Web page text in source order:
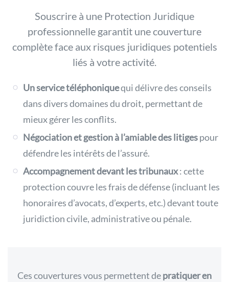
Souscrire à une Protection Juridique
professionnelle garantit une couverture
complète face aux risques juridiques potentiels
liés à votre activité.
Un service téléphoniquequi délivre des conseils
dans divers domaines du droit, permettant de
mieux gérer les conflits.
Négociation et gestion à l’amiabledes litigespour
défendre les intérêts de l’assuré.
Accompagnement devant les tribunaux:cette
protection couvre les frais de défense (incluant les
honoraires d’avocats, d’experts, etc.) devant toute
juridiction civile, administrative ou pénale.
Ces couvertures vous permettent depratiquer en